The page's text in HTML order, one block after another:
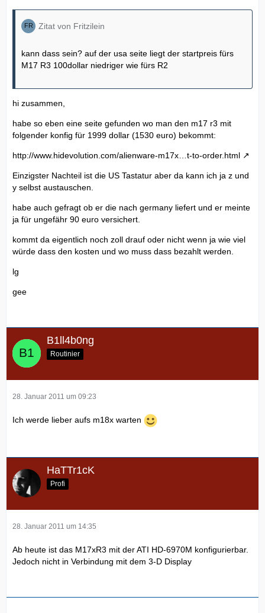
Zitat von Fritzilein
kann dass sein? auf der usa seite liegt der startpreis fürs
M17 R3 100dollar niedriger wie fürs R2
hi zusammen,
habe so eben eine seite gefunden wo man den m17 r3 mit
folgender konfig für 1999 dollar (1530 euro) bekommt:
http://www.hidevolution.com/alienware-m17x…t-to-order.html
Einzigster Nachteil ist die US Tastatur aber da kann ich ja z und
y selbst austauschen.
habe auch gefragt ob er die nach germany liefert und er meinte
ja für ungefähr 90 euro versichert.
kommt da eigentlich noch zoll drauf oder nicht wenn ja wie viel
würde dass den kosten und wo muss dass bezahlt werden.
lg
gee
B1ll4b0ng
Routinier
28. Januar 2011 um 09:23
Ich werde lieber aufs m18x warten
HaTTr1cK
Profi
28. Januar 2011 um 14:35
Ab heute ist das M17xR3 mit der ATI HD-6970M konfigurierbar.
Jedoch nicht in Verbindung mit dem 3-D Display